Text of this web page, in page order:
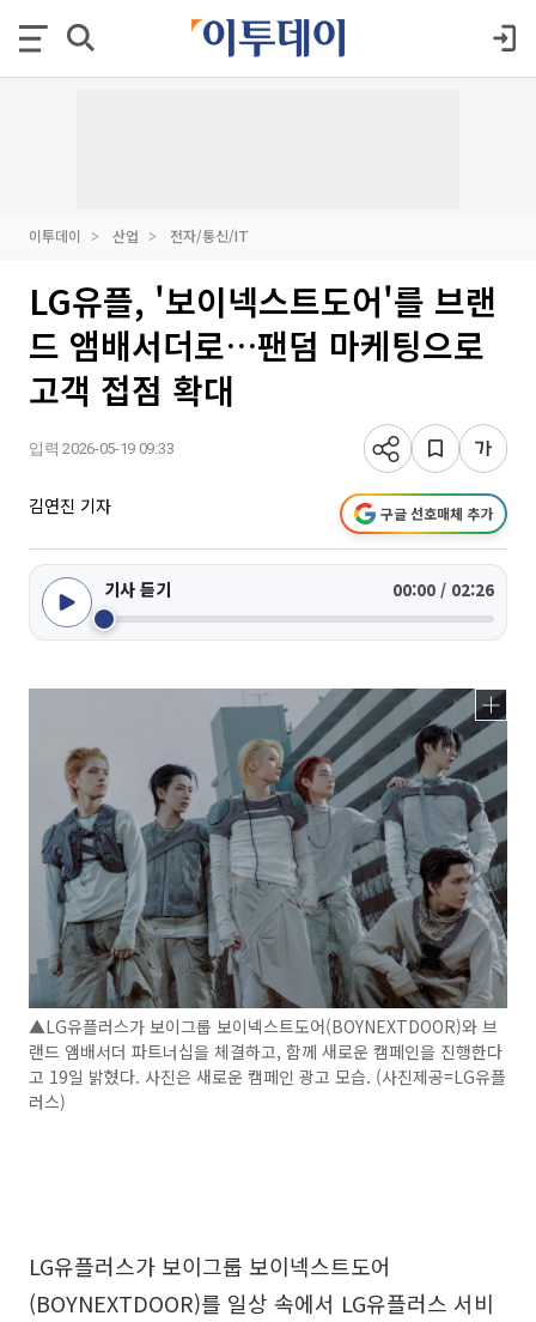
이투데이 산업 전자/통신/IT
LG유플, '보이넥스트도어'를 브랜
드 앰배서더로…팬덤 마케팅으로
고객 접점 확대
입력 2026-05-19 09:33
김연진 기자 구글 선호매체 추가
기사 듣기 00:00 / 02:26
▲LG유플러스가 보이그룹 보이넥스트도어(BOYNEXTDOOR)와 브
랜드 앰배서더 파트너십을 체결하고, 함께 새로운 캠페인을 진행한다
고 19일 밝혔다. 사진은 새로운 캠페인 광고 모습. (사진제공=LG유플
러스)
LG유플러스가 보이그룹 보이넥스트도어
(BOYNEXTDOOR)를 일상 속에서 LG유플러스 서비